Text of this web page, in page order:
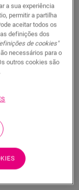
problema! Há
suas
a sua experiência
permitir a partilha
aceitar todos os
definições dos
de cookies"
necessários para o
outros cookies são